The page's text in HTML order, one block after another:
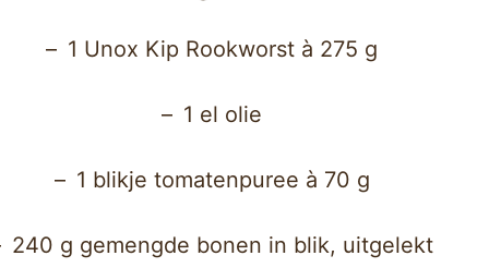
1 Unox Kip Rookworst à 275 g
1 el olie
1 blikje tomatenpuree à 70 g
240 g gemengde bonen in blik, uitgelekt